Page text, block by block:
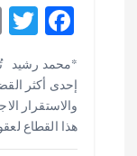
F
e
b
o
w
*محمد رشيد
إحدى أكثر
والاستقرار
هذا القطاع
اختتام ورشة
أغسطس 3, 2026